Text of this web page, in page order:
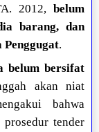
2012, belum
barang, dan
Penggugat.
belum bersifat
akan niat
bahwa
prosedur tender